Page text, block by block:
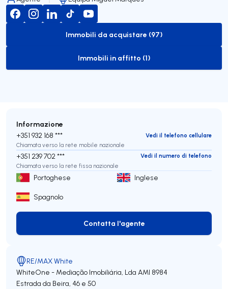
to-buy-listing
Immobili da acquistare (97)
to-rent-listing
Immobili in affitto (1)
Informazione
+351 932 168 ***
Vedi il telefono cellulare
Chiamata verso la rete mobile nazionale
+351 239 702 ***
Vedi il numero di telefono
Chiamata verso la rete fissa nazionale
Portoghese Inglese
Spagnolo
Contatta l'agente
Contatta l'agente
RE/MAX White
WhiteOne - Mediação Imobiliária, Lda AMI 8984
Estrada da Beira, 46 e 50